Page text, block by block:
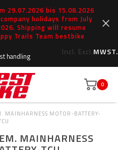
29.07.2026 bis 15.08.2026
holidays from July
Shipping will resume
Trails Team bestbike
Incl. Excl.MWST.
handling
0
MAINHARNESS MOTOR-BATTERY-
MAINHARNESS